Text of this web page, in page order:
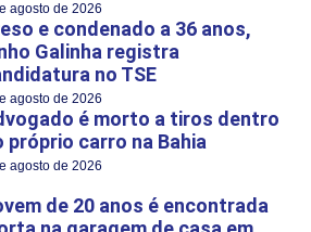
agosto de 2026
e condenado a 36 anos,
Galinha registra
no TSE
agosto de 2026
é morto a tiros dentro
próprio carro na Bahia
agosto de 2026
de 20 anos é encontrada